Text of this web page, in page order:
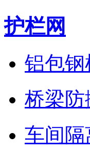
护栏网
铝包钢
桥梁防
车间隔